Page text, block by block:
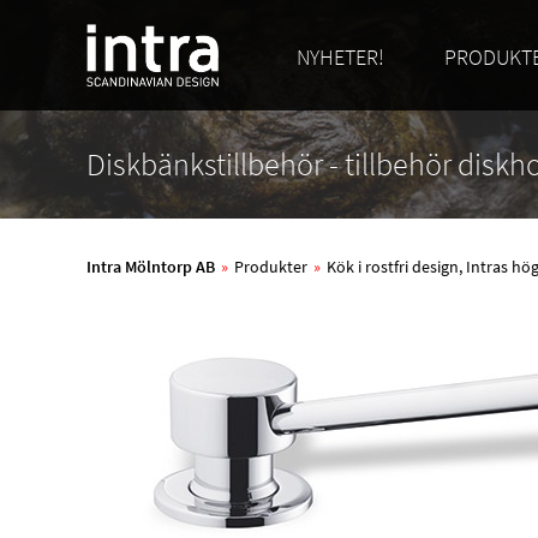
NYHETER!
Diskbänkstillbehör - tillbehör
Intra Mölntorp AB » Produkter » Kök i rostfri design, Intras